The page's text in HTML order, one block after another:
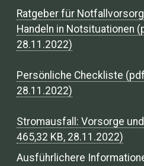
Ratgeber für
Handeln in Notsituationen
28.11.2022)
Persönliche Checkliste
28.11.2022)
Stromausfall: Vorsorge
465,32 KB, 28.11.2022)
Ausführlichere